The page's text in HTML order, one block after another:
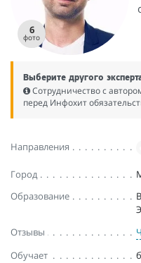
6
фото
Выберите другого
Сотрудничество с
перед Инфохит
Направления
Город
Образование
Отзывы
Обучает